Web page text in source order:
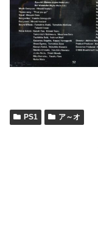
PS1 ア～オ